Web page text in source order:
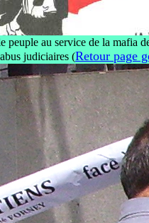
peuple au service de la mafia
judiciaires (Retour page